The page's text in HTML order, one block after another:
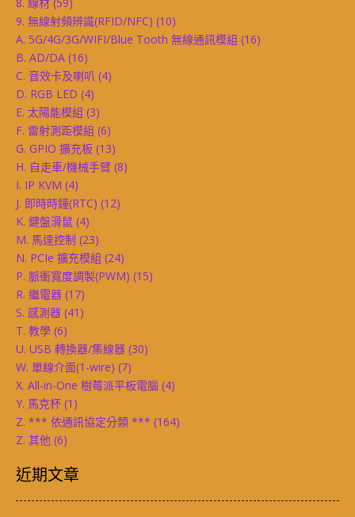
9. 無線射頻辨識(RFID/NFC) (10)
A. 5G/4G/3G/WIFI/Blue Tooth 無線通訊模組 (16)
B. AD/DA (16)
C. 音效卡及喇叭 (4)
D. RGB LED (4)
E. 太陽能模組 (3)
F. 雷射測距模組 (6)
G. GPIO 擴充板 (13)
H. 自走車/機械手臂 (8)
I. IP KVM (4)
J. 即時時鐘(RTC) (12)
K. 鍵盤滑鼠 (4)
M. 馬達控制 (23)
N. PCIe 擴充模組 (24)
P. 脈衝寬度調製(PWM) (15)
R. 繼電器 (17)
S. 感測器 (41)
T. 教學 (6)
U. USB 轉換器/集線器 (30)
W. 單線介面(1-wire) (7)
X. All-in-One 樹莓派平板電腦 (4)
Y. 馬克杯 (1)
Z. *** 依通訊協定分類 *** (164)
Z. 其他 (6)
近期文章